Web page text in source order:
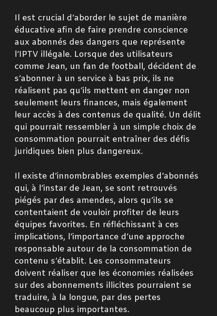
Il est crucial d’aborder le sujet de manière
éducative afin de faire prendre conscience
aux abonnés des dangers que représente
l’IPTV illégale. Lorsque des utilisateurs
comme Jean, un fan de football, décident de
s’abonner à un service à bas prix, ils ne
réalisent pas qu’ils mettent en danger non
seulement leurs finances, mais également
leur accès à des contenus de qualité. Un délit
qui pourrait ressembler à un simple choix de
consommation pourrait entraîner des défis
juridiques bien plus dangereux.
Il existe d’innombrables exemples d’abonnés
qui, à l’instar de Jean, se sont retrouvés
piégés par des amendes, alors qu’ils se
contentaient de vouloir profiter de leurs
équipes favorites. En réfléchissant à ces
implications, l’importance d’une approche
responsable autour de la consommation de
contenu s’établit. Les consommateurs
doivent réaliser que les économies réalisées
sur des abonnements illicites pourraient se
traduire, à la longue, par des pertes
beaucoup plus importantes.